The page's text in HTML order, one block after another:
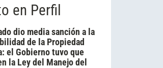
en Perfil
dio media sanción a la
de la Propiedad
el Gobierno tuvo que
la Ley del Manejo del